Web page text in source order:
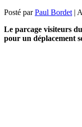
Posté parPaul Bordet |
Le parcage visiteurs
pour un déplacement